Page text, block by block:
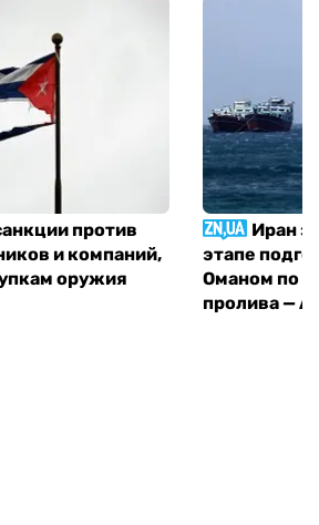
против
и компаний,
оружия
Иран
этапе
Оманом по
пролива —